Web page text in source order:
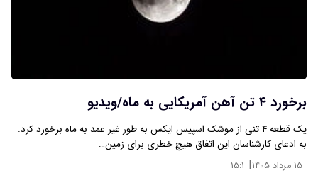
برخورد ۴ تن آهن آمریکایی به ماه/ویدیو
یک قطعه ۴ تنی از موشک اسپیس ایکس به طور غیر عمد به ماه برخورد کرد.
به ادعای کارشناسان این اتفاق هیچ خطری برای زمین…
۱۵ مرداد ۱۴۰۵ | ۱۵:۱